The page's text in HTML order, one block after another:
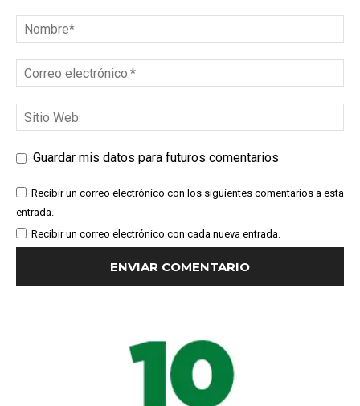
Guardar mis datos para futuros comentarios
Recibir un correo electrónico con los siguientes comentarios a esta
entrada.
Recibir un correo electrónico con cada nueva entrada.